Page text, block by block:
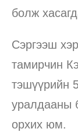
болж
Сэргээш
тамирчин
тэшүүрийн
уралдааны
орхих юм.